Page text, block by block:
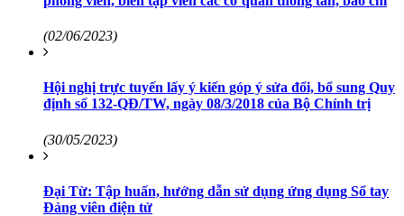
(02/06/2023)
Hội nghị trực tuyến lấy ý kiến góp ý sửa đổi, bổ sung Quy
định số 132-QĐ/TW, ngày 08/3/2018 của Bộ Chính trị
(30/05/2023)
Đại Từ: Tập huấn, hướng dẫn sử dụng ứng dụng Sổ tay
Đảng viên điện tử